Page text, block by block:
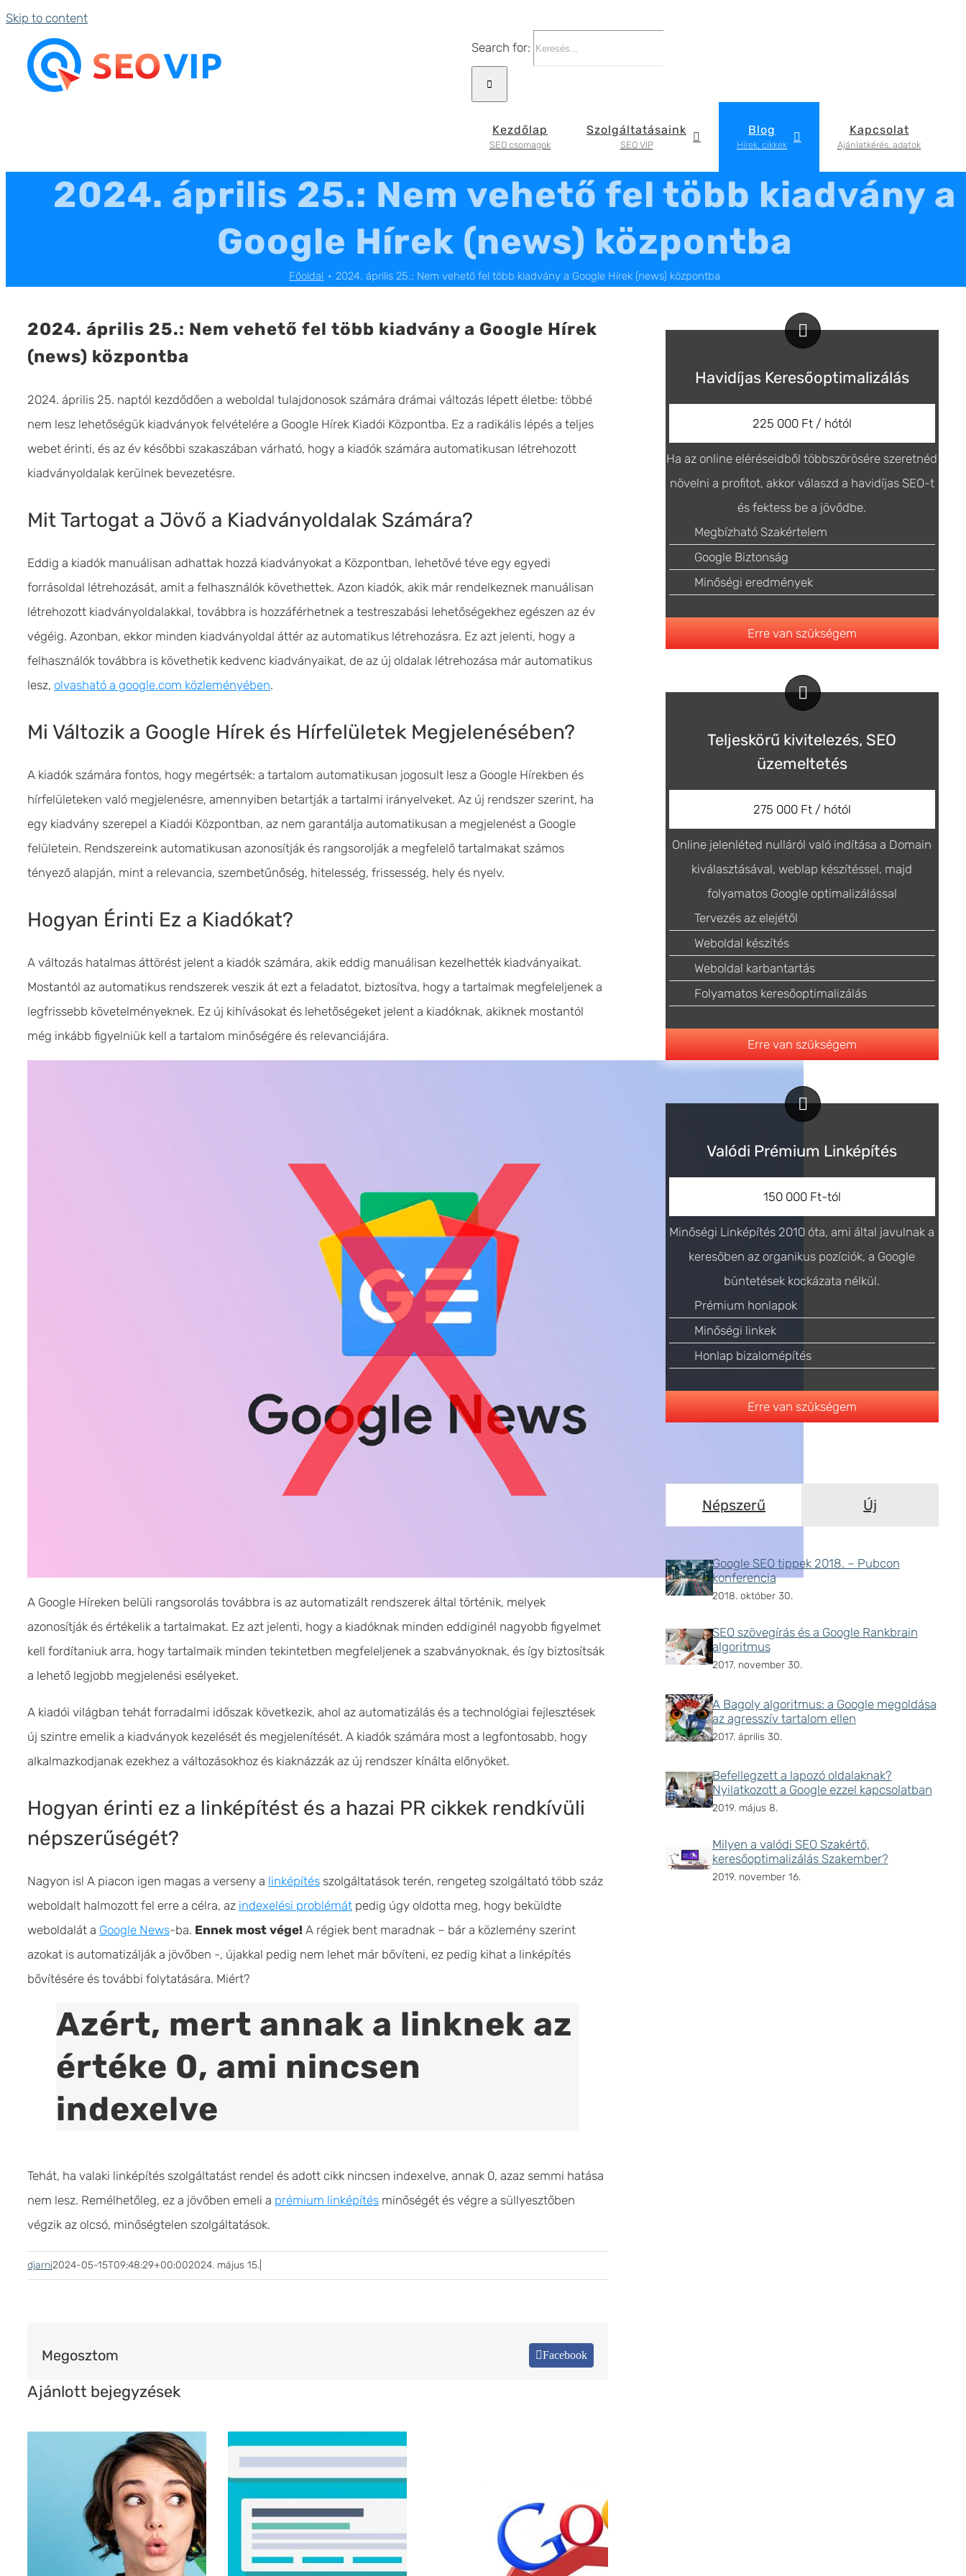
Skip to content
Search for:
Kezdőlap
SEO csomagok
Szolgáltatásaink
SEO VIP
Blog
Hírek, cikkek
Kapcsolat
Ajánlatkérés, adatok
2024. április 25.: Nem vehető fel több kiadvány a
Google Hírek (news) központba
Főoldal 2024. április 25.: Nem vehető fel több kiadvány a Google Hírek (news) központba
2024. április 25.: Nem vehető fel több kiadvány a Google Hírek
(news) központba
2024. április 25. naptól kezdődően a weboldal tulajdonosok számára drámai változás lépett életbe: többé
nem lesz lehetőségük kiadványok felvételére a Google Hírek Kiadói Központba. Ez a radikális lépés a teljes
webet érinti, és az év későbbi szakaszában várható, hogy a kiadók számára automatikusan létrehozott
kiadványoldalak kerülnek bevezetésre.
Mit Tartogat a Jövő a Kiadványoldalak Számára?
Eddig a kiadók manuálisan adhattak hozzá kiadványokat a Központban, lehetővé téve egy egyedi
forrásoldal létrehozását, amit a felhasználók követhettek. Azon kiadók, akik már rendelkeznek manuálisan
létrehozott kiadványoldalakkal, továbbra is hozzáférhetnek a testreszabási lehetőségekhez egészen az év
végéig. Azonban, ekkor minden kiadványoldal áttér az automatikus létrehozásra. Ez azt jelenti, hogy a
felhasználók továbbra is követhetik kedvenc kiadványaikat, de az új oldalak létrehozása már automatikus
lesz, olvasható a google.com közleményében.
Mi Változik a Google Hírek és Hírfelületek Megjelenésében?
A kiadók számára fontos, hogy megértsék: a tartalom automatikusan jogosult lesz a Google Hírekben és
hírfelületeken való megjelenésre, amennyiben betartják a tartalmi irányelveket. Az új rendszer szerint, ha
egy kiadvány szerepel a Kiadói Központban, az nem garantálja automatikusan a megjelenést a Google
felületein. Rendszereink automatikusan azonosítják és rangsorolják a megfelelő tartalmakat számos
tényező alapján, mint a relevancia, szembetűnőség, hitelesség, frissesség, hely és nyelv.
Hogyan Érinti Ez a Kiadókat?
A változás hatalmas áttörést jelent a kiadók számára, akik eddig manuálisan kezelhették kiadványaikat.
Mostantól az automatikus rendszerek veszik át ezt a feladatot, biztosítva, hogy a tartalmak megfeleljenek a
legfrissebb követelményeknek. Ez új kihívásokat és lehetőségeket jelent a kiadóknak, akiknek mostantól
még inkább figyelniük kell a tartalom minőségére és relevanciájára.
A Google Híreken belüli rangsorolás továbbra is az automatizált rendszerek által történik, melyek
azonosítják és értékelik a tartalmakat. Ez azt jelenti, hogy a kiadóknak minden eddiginél nagyobb figyelmet
kell fordítaniuk arra, hogy tartalmaik minden tekintetben megfeleljenek a szabványoknak, és így biztosítsák
a lehető legjobb megjelenési esélyeket.
A kiadói világban tehát forradalmi időszak következik, ahol az automatizálás és a technológiai fejlesztések
új szintre emelik a kiadványok kezelését és megjelenítését. A kiadók számára most a legfontosabb, hogy
alkalmazkodjanak ezekhez a változásokhoz és kiaknázzák az új rendszer kínálta előnyöket.
Hogyan érinti ez a linképítést és a hazai PR cikkek rendkívüli
népszerűségét?
Nagyon is! A piacon igen magas a verseny a linképítés szolgáltatások terén, rengeteg szolgáltató több száz
weboldalt halmozott fel erre a célra, az indexelési problémát pedig úgy oldotta meg, hogy beküldte
weboldalát a Google News-ba. Ennek most vége! A régiek bent maradnak – bár a közlemény szerint
azokat is automatizálják a jövőben -, újakkal pedig nem lehet már bővíteni, ez pedig kihat a linképítés
bővítésére és további folytatására. Miért?
Azért, mert annak a linknek az
értéke 0, ami nincsen
indexelve
Tehát, ha valaki linképítés szolgáltatást rendel és adott cikk nincsen indexelve, annak 0, azaz semmi hatása
nem lesz. Remélhetőleg, ez a jövőben emeli a prémium linképítés minőségét és végre a süllyesztőben
végzik az olcsó, minőségtelen szolgáltatások.
djarni2024-05-15T09:48:29+00:002024. május 15.
Megosztom Facebook
Ajánlott bejegyzések
Havidíjas Keresőoptimalizálás
225 000 Ft / hótól
Ha az online eléréseidből többszörösére szeretnéd
növelni a profitot, akkor válaszd a havidíjas SEO-t
és fektess be a jövődbe.
Megbízható Szakértelem
Google Biztonság
Minőségi eredmények
Erre van szükségem
Teljeskörű kivitelezés, SEO
üzemeltetés
275 000 Ft / hótól
Online jelenléted nulláról való indítása a Domain
kiválasztásával, weblap készítéssel, majd
folyamatos Google optimalizálással
Tervezés az elejétől
Weboldal készítés
Weboldal karbantartás
Folyamatos keresőoptimalizálás
Erre van szükségem
Valódi Prémium Linképítés
150 000 Ft-tól
Minőségi Linképítés 2010 óta, ami által javulnak a
keresőben az organikus pozíciók, a Google
büntetések kockázata nélkül.
Prémium honlapok
Minőségi linkek
Honlap bizalomépítés
Erre van szükségem
Népszerű Új
Google SEO tippek 2018. – Pubcon
konferencia
2018. október 30.
SEO szövegírás és a Google Rankbrain
algoritmus
2017. november 30.
A Bagoly algoritmus: a Google megoldása
az agresszív tartalom ellen
2017. április 30.
Befellegzett a lapozó oldalaknak?
Nyilatkozott a Google ezzel kapcsolatban
2019. május 8.
Milyen a valódi SEO Szakértő,
keresőoptimalizálás Szakember?
2019. november 16.